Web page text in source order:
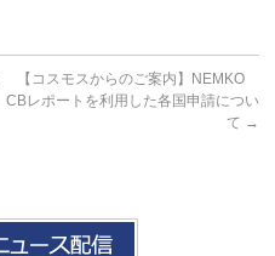
【コスモスからのご案内】NEMKO
CBレポートを利用した各国申請につい
て →